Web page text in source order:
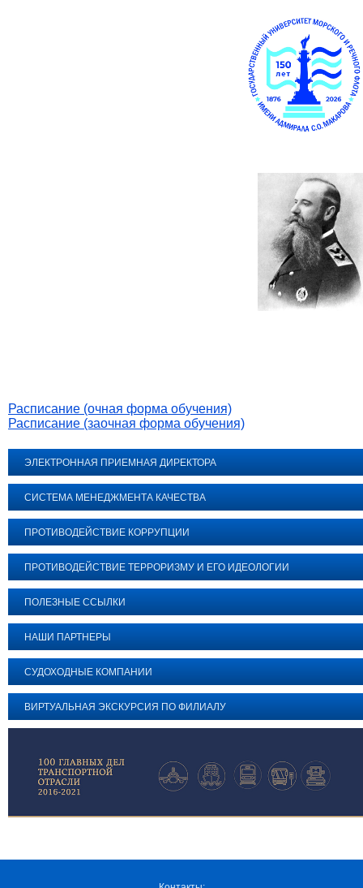
Расписание (очная форма обучения)
Расписание (заочная форма обучения)
ЭЛЕКТРОННАЯ ПРИЕМНАЯ ДИРЕКТОРА
СИСТЕМА МЕНЕДЖМЕНТА КАЧЕСТВА
ПРОТИВОДЕЙСТВИЕ КОРРУПЦИИ
ПРОТИВОДЕЙСТВИЕ ТЕРРОРИЗМУ И ЕГО ИДЕОЛОГИИ
ПОЛЕЗНЫЕ ССЫЛКИ
НАШИ ПАРТНЕРЫ
СУДОХОДНЫЕ КОМПАНИИ
ВИРТУАЛЬНАЯ ЭКСКУРСИЯ ПО ФИЛИАЛУ